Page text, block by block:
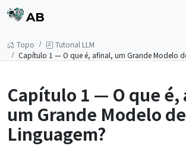
AB
Topo
Tutorial LLM
Capítulo 1 — O que é, afinal, um Grande Modelo
Capítulo 1 — O que é,
um Grande Modelo de
Linguagem?